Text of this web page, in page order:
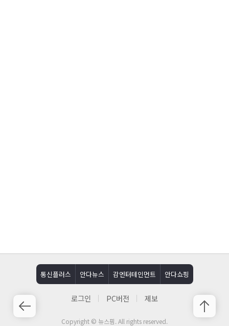
통신플러스 안다뉴스 감엔터테인먼트 안다쇼핑
로그인 PC버전 제보
Copyright © 뉴스핌. All rights reserved.